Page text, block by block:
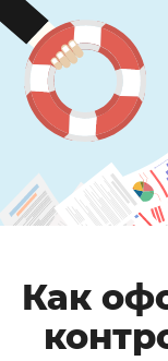
Как